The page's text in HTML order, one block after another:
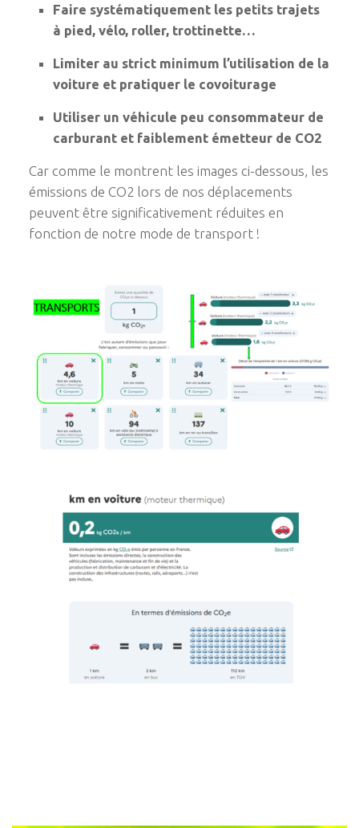
Faire systématiquement les petits trajets
à pied, vélo, roller, trottinette…
Limiter au strict minimum l’utilisation de la
voiture et pratiquer le covoiturage
Utiliser un véhicule peu consommateur de
carburant et faiblement émetteur de CO2
Car comme le montrent les images ci-dessous, les
émissions de CO2 lors de nos déplacements
peuvent être significativement réduites en
fonction de notre mode de transport !